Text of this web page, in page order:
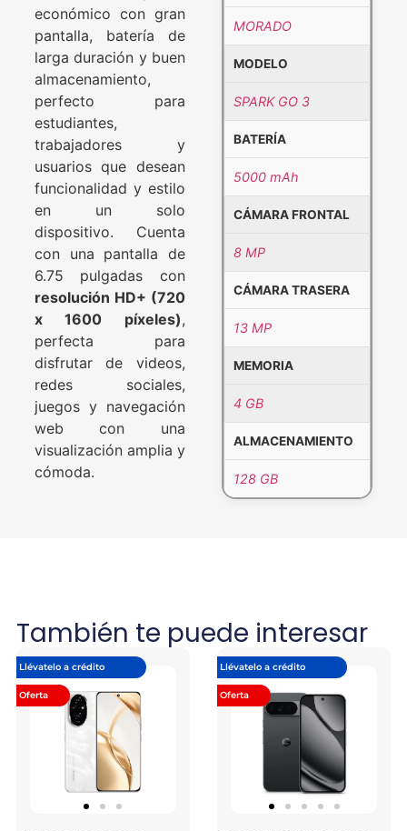
económico con gran
pantalla, batería de
larga duración y buen
almacenamiento,
perfecto para
estudiantes,
trabajadores y
usuarios que desean
funcionalidad y estilo
en un solo
dispositivo. Cuenta
con una pantalla de
6.75 pulgadas con
resolución HD+ (720
x 1600 píxeles),
perfecta para
disfrutar de videos,
redes sociales,
juegos y navegación
web con una
visualización amplia y
cómoda.
MORADO
MODELO
SPARK GO 3
BATERÍA
5000 mAh
CÁMARA FRONTAL
8 MP
CÁMARA TRASERA
13 MP
MEMORIA
4 GB
ALMACENAMIENTO
128 GB
También te puede interesar
Llévatelo a crédito
Oferta
Llévatelo a crédito
Oferta